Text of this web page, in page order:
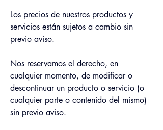
Los precios de nuestros productos y
servicios están sujetos a cambio sin
previo aviso.
Nos reservamos el derecho, en
cualquier momento, de modificar o
descontinuar un producto o servicio (o
cualquier parte o contenido del mismo)
sin previo aviso.